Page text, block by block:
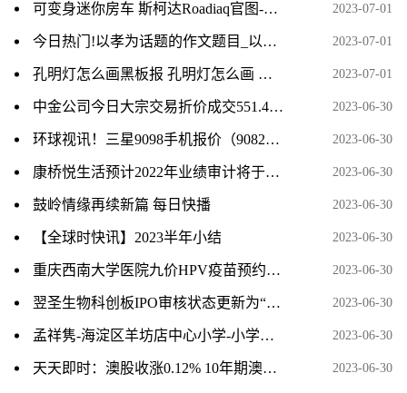
可变身迷你房车 斯柯达Roadiaq官图-当前热讯 2023-07-01
今日热门!以孝为话题的作文题目_以孝为话题的作文 2023-07-01
孔明灯怎么画黑板报 孔明灯怎么画 今日快讯 2023-07-01
中金公司今日大宗交易折价成交551.4万股，成交额1.84亿元 2023-06-30
环球视讯！三星9098手机报价（9082三星手机报价） 2023-06-30
康桥悦生活预计2022年业绩审计将于7月底完成 2023-06-30
鼓岭情缘再续新篇 每日快播 2023-06-30
【全球时快讯】2023半年小结 2023-06-30
重庆西南大学医院九价HPV疫苗预约消息 2023-06-30
翌圣生物科创板IPO审核状态更新为“已问询” 当前热点 2023-06-30
孟祥隽-海淀区羊坊店中心小学-小学组-天天即时看 2023-06-30
天天即时：澳股收涨0.12% 10年期澳债收益率重上4% 2023-06-30